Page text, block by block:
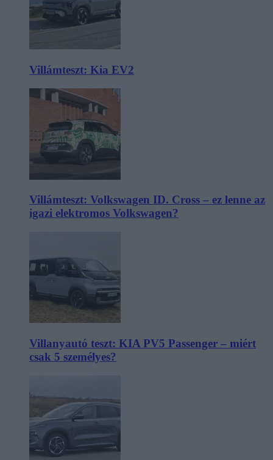
Villámteszt: Kia EV2
Villámteszt: Volkswagen ID. Cross – ez lenne az
igazi elektromos Volkswagen?
Villanyautó teszt: KIA PV5 Passenger – miért
csak 5 személyes?